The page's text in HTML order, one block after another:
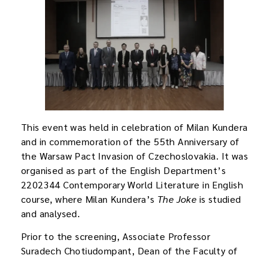
This event was held in celebration of Milan Kundera
and in commemoration of the 55th Anniversary of
the Warsaw Pact Invasion of Czechoslovakia. It was
organised as part of the English Department’s
2202344 Contemporary World Literature in English
course, where Milan Kundera’s The Joke is studied
and analysed.
Prior to the screening, Associate Professor
Suradech Chotiudompant, Dean of the Faculty of